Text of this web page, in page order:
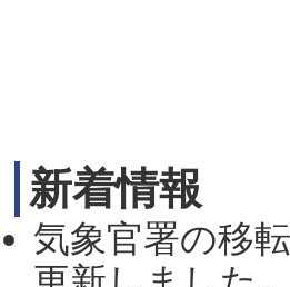
新着情報
気象官署の移